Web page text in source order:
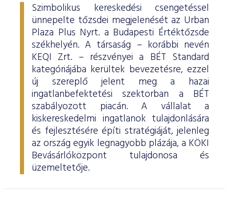
Szimbolikus kereskedési csengetéssel
ünnepelte tőzsdei megjelenését az Urban
Plaza Plus Nyrt. a Budapesti Értéktőzsde
székhelyén. A társaság – korábbi nevén
KEQI Zrt. – részvényei a BÉT Standard
kategóriájába kerültek bevezetésre, ezzel
új szereplő jelent meg a hazai
ingatlanbefektetési szektorban a BÉT
szabályozott piacán. A vállalat a
kiskereskedelmi ingatlanok tulajdonlására
és fejlesztésére építi stratégiáját, jelenleg
az ország egyik legnagyobb plázája, a KÖKI
Bevásárlóközpont tulajdonosa és
üzemeltetője.